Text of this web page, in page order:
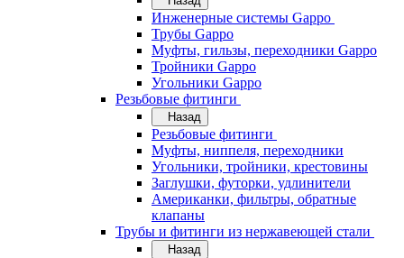
Инженерные системы Gappo
Трубы Gappo
Муфты, гильзы, переходники Gappo
Тройники Gappo
Угольники Gappo
Резьбовые фитинги
Назад
Резьбовые фитинги
Муфты, ниппеля, переходники
Угольники, тройники, крестовины
Заглушки, футорки, удлинители
Американки, фильтры, обратные
клапаны
Трубы и фитинги из нержавеющей стали
Назад